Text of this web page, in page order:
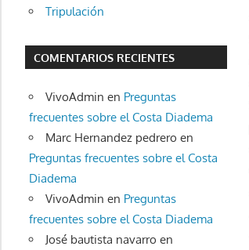
Tripulación
COMENTARIOS RECIENTES
VivoAdmin en Preguntas
frecuentes sobre el Costa Diadema
Marc Hernandez pedrero en
Preguntas frecuentes sobre el Costa
Diadema
VivoAdmin en Preguntas
frecuentes sobre el Costa Diadema
José bautista navarro en